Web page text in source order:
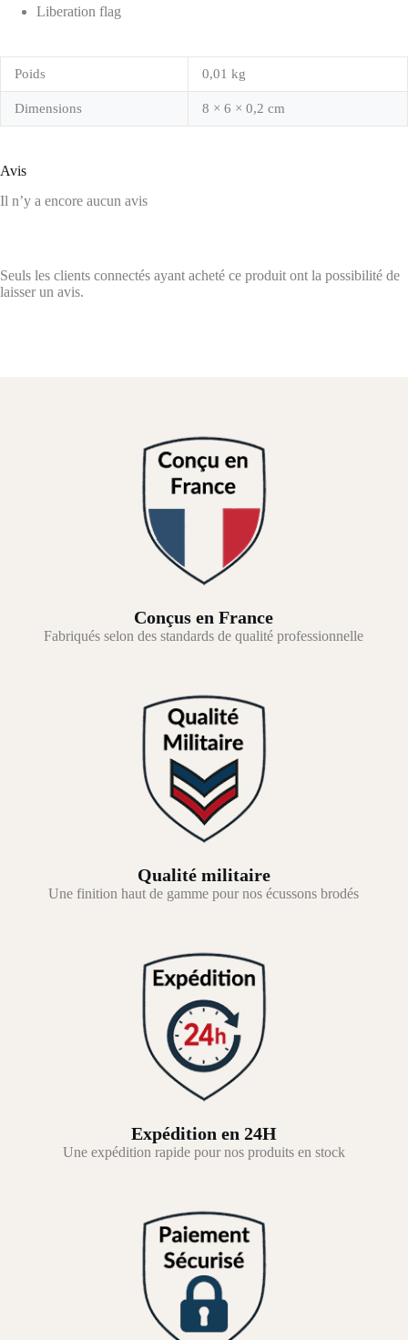
Liberation flag
Poids 0,01 kg
Dimensions 8 × 6 × 0,2 cm
Avis
Il n’y a encore aucun avis
Seuls les clients connectés ayant acheté ce produit ont la possibilité de
laisser un avis.
Conçus en France
Fabriqués selon des standards de qualité professionnelle
Qualité militaire
Une finition haut de gamme pour nos écussons brodés
Expédition en 24H
Une expédition rapide pour nos produits en stock